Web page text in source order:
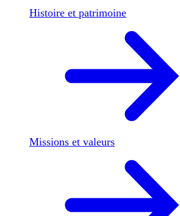
Histoire et patrimoine
Missions et valeurs